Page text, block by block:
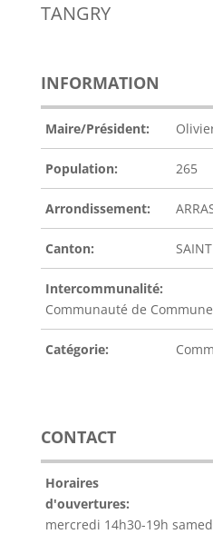
TANGRY
INFORMATION
Maire/Président:
Population: 265
Arrondissement:
Canton:
Intercommunalité:
Communauté de
Catégorie:
CONTACT
Horaires
d'ouvertures:
mercredi 14h30-19h